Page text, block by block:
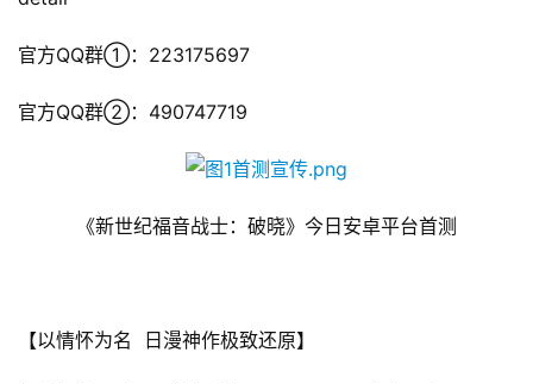
官方QQ群①：223175697
官方QQ群②：490747719
《新世纪福音战士：破晓》今日安卓平台首测
【以情怀为名  日漫神作极致还原】